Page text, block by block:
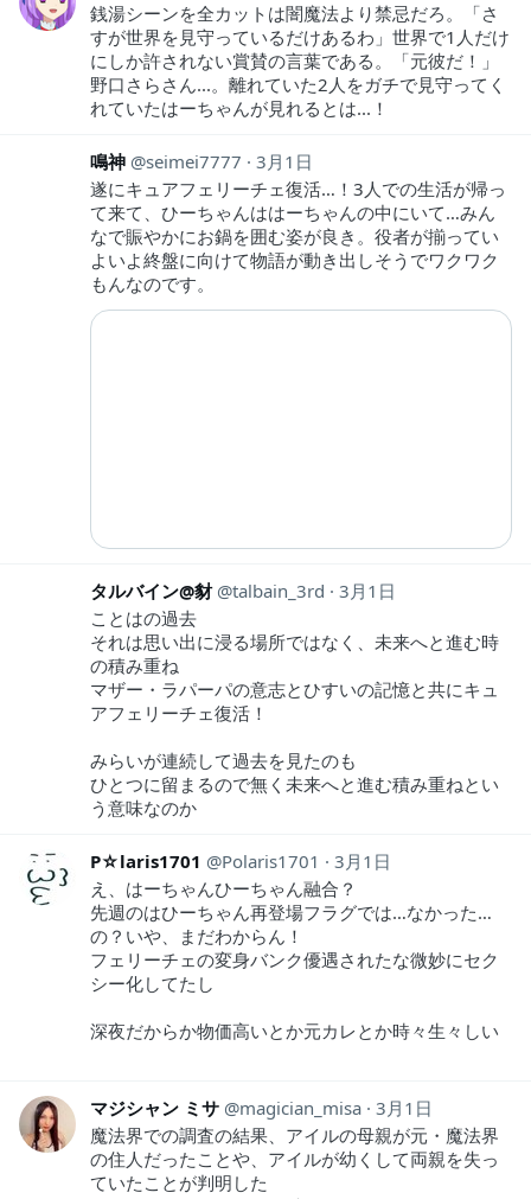
銭湯シーンを全カットは闇魔法より禁忌だろ。「さ
すが世界を見守っているだけあるわ」世界で1人だけ
にしか許されない賞賛の言葉である。「元彼だ！」
野口さらさん...。離れていた2人をガチで見守ってく
れていたはーちゃんが見れるとは...！
鳴神 seimei7777
3月1日
遂にキュアフェリーチェ復活…！3人での生活が帰っ
て来て、ひーちゃんははーちゃんの中にいて…みん
なで賑やかにお鍋を囲む姿が良き。役者が揃ってい
よいよ終盤に向けて物語が動き出しそうでワクワク
もんなのです。
タルバイン@豺 talbain_3rd
3月1日
ことはの過去
それは思い出に浸る場所ではなく、未来へと進む時
の積み重ね
マザー・ラパーパの意志とひすいの記憶と共にキュ
アフェリーチェ復活！
みらいが連続して過去を見たのも
ひとつに留まるので無く未来へと進む積み重ねとい
う意味なのか
P☆laris1701 Polaris1701
3月1日
え、はーちゃんひーちゃん融合？
先週のはひーちゃん再登場フラグでは…なかった…
の？いや、まだわからん！
フェリーチェの変身バンク優遇されたな微妙にセク
シー化してたし
深夜だからか物価高いとか元カレとか時々生々しい
マジシャン ミサ magician_misa 3月1日
魔法界での調査の結果、アイルの母親が元・魔法界
の住人だったことや、アイルが幼くして両親を失っ
ていたことが判明した